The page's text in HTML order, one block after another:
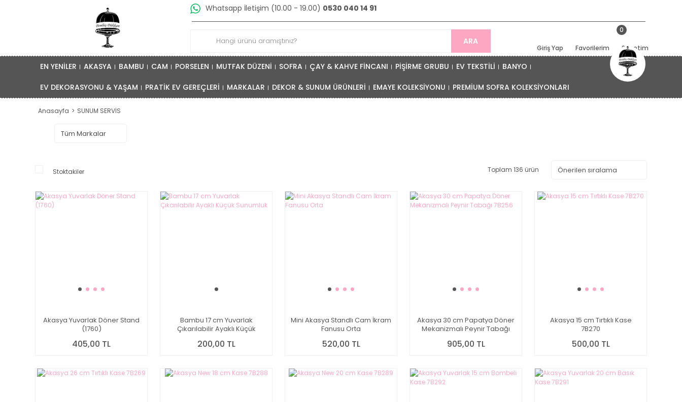
Whatsapp İletişim (10.00 - 19.00) 0530 040 14 91
ARA
Giriş Yap Favorilerim Sepetim
0
EN YENİLER AKASYA BAMBU CAM PORSELEN MUTFAK DÜZENİ SOFRA ÇAY & KAHVE FİNCANI PİŞİRME GRUBU EV TEKSTİLİ BANYO
EV DEKORASYONU & YAŞAM PRATİK EV GEREÇLERİ MARKALAR DEKOR & SUNUM ÜRÜNLERİ EMAYE KOLEKSİYONU PREMİUM SOFRA KOLEKSİYONLARI
Anasayfa SUNUM SERVİS
Stoktakiler Toplam 136 ürün
Akasya Yuvarlak Döner Stand
(1760)
405,00 TL
Bambu 17 cm Yuvarlak
Çıkarılabilir Ayaklı Küçük
200,00 TL
Mini Akasya Standlı Cam İkram
Fanusu Orta
520,00 TL
Akasya 30 cm Papatya Döner
Mekanizmalı Peynir Tabağı
905,00 TL
Akasya 15 cm Tırtıklı Kase
7B270
500,00 TL